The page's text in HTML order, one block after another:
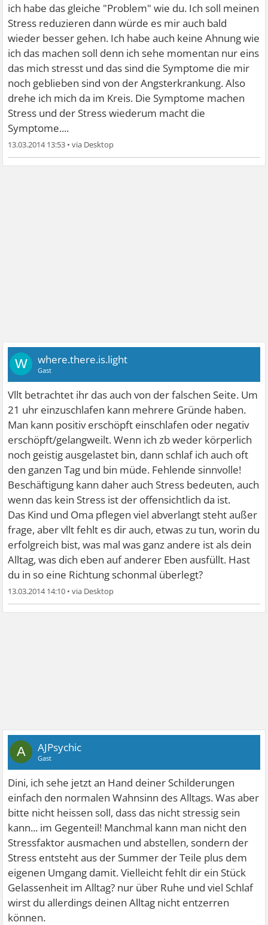
ich habe das gleiche "Problem" wie du. Ich soll meinen
Stress reduzieren dann würde es mir auch bald
wieder besser gehen. Ich habe auch keine Ahnung wie
ich das machen soll denn ich sehe momentan nur eins
das mich stresst und das sind die Symptome die mir
noch geblieben sind von der Angsterkrankung. Also
drehe ich mich da im Kreis. Die Symptome machen
Stress und der Stress wiederum macht die
Symptome....
13.03.2014 13:53 •
W where.there.is.light
Gast
Vllt betrachtet ihr das auch von der falschen Seite. Um
21 uhr einzuschlafen kann mehrere Gründe haben.
Man kann positiv erschöpft einschlafen oder negativ
erschöpft/gelangweilt. Wenn ich zb weder körperlich
noch geistig ausgelastet bin, dann schlaf ich auch oft
den ganzen Tag und bin müde. Fehlende sinnvolle!
Beschäftigung kann daher auch Stress bedeuten, auch
wenn das kein Stress ist der offensichtlich da ist.
Das Kind und Oma pflegen viel abverlangt steht außer
frage, aber vllt fehlt es dir auch, etwas zu tun, worin du
erfolgreich bist, was mal was ganz andere ist als dein
Alltag, was dich eben auf anderer Eben ausfüllt. Hast
du in so eine Richtung schonmal überlegt?
13.03.2014 14:10 •
A AJPsychic
Gast
Dini, ich sehe jetzt an Hand deiner Schilderungen
einfach den normalen Wahnsinn des Alltags. Was aber
bitte nicht heissen soll, dass das nicht stressig sein
kann... im Gegenteil! Manchmal kann man nicht den
Stressfaktor ausmachen und abstellen, sondern der
Stress entsteht aus der Summer der Teile plus dem
eigenen Umgang damit. Vielleicht fehlt dir ein Stück
Gelassenheit im Alltag? nur über Ruhe und viel Schlaf
wirst du allerdings deinen Alltag nicht entzerren
können.